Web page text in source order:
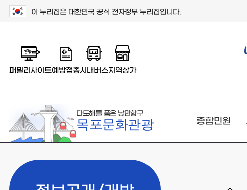
이 누리집은 대한민국 공식 전자정부 누리집입니다.
패밀리사이트예방접종시내버스지역상가
다도해를 품은 낭만항구
목포문화관광 종합민원